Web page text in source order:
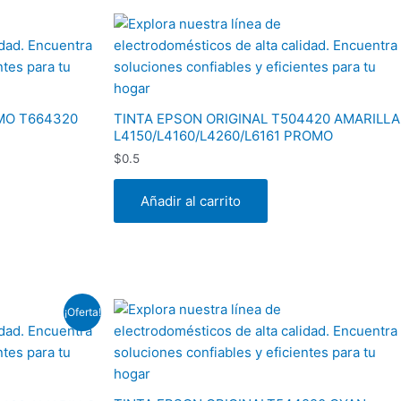
T664320
TINTA EPSON ORIGINAL T504420 AMARILLA
L4150/L4160/L4260/L6161 PROMO
$0.5
Añadir al carrito
¡Oferta!